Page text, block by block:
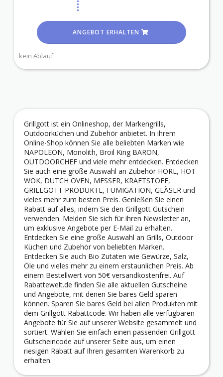
ANGEBOT ERHALTEN
kein Ablauf
Grillgott ist ein Onlineshop, der Markengrills,
Outdoorküchen und Zubehör anbietet. In ihrem
Online-Shop können Sie alle beliebten Marken wie
NAPOLEON, Monolith, Broil King BARON,
OUTDOORCHEF und viele mehr entdecken. Entdecken
Sie auch eine große Auswahl an Zubehör HORL, HOT
WOK, DUTCH OVEN, MESSER, KRAFTSTOFF,
GRILLGOTT PRODUKTE, FUMIGATION, GLÄSER und
vieles mehr zum besten Preis. Genießen Sie einen
Rabatt auf alles, indem Sie den Grillgott Gutschein
verwenden. Melden Sie sich für ihren Newsletter an,
um exklusive Angebote per E-Mail zu erhalten.
Entdecken Sie eine große Auswahl an Grills, Outdoor
Küchen und Zubehör von beliebten Marken.
Entdecken Sie auch Bio Zutaten wie Gewürze, Salz,
Öle und vieles mehr zu einem erstaunlichen Preis. Ab
einem Bestellwert von 50€ versandkostenfrei. Auf
Rabattewelt.de finden Sie alle aktuellen Gutscheine
und Angebote, mit denen Sie bares Geld sparen
können. Sparen Sie bares Geld bei allen Produkten mit
dem Grillgott Rabattcode. Wir haben alle verfügbaren
Angebote für Sie auf unserer Website gesammelt und
sortiert. Wählen Sie einfach einen passenden Grillgott
Gutscheincode auf unserer Seite aus, um einen
riesigen Rabatt auf Ihren gesamten Warenkorb zu
erhalten.